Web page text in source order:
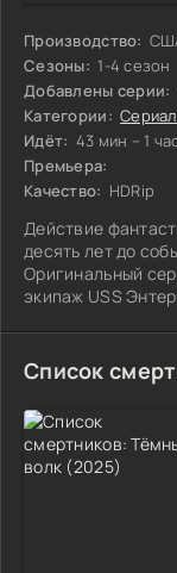
Производство:
Сезоны: 1-4 сезон
Добавлены серии:
Категории:
Идёт: 43 мин – 1
Премьера:
Качество: HDRip
Действие
десять лет до
Оригинальный
экипаж USS
один.
Список